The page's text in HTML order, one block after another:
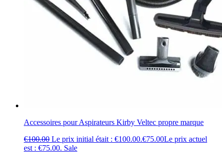
Accessoires pour Aspirateurs Kirby Veltec propre marque
€100.00 Le prix initial était : €100.00.€75.00Le prix actuel
est : €75.00. Sale